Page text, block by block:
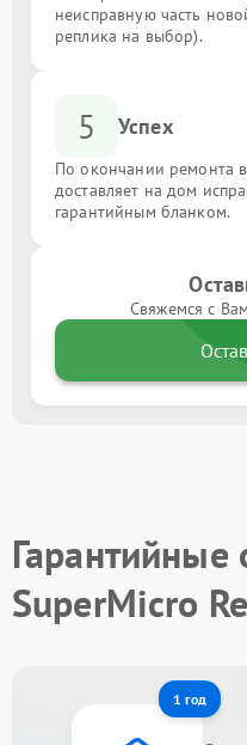
неисправную часть
реплика на выбор).
5 Успех
По окончании ремонта
доставляет на дом
гарантийным бланком.
Свяжемся с
Гарантийные
SuperMicro
1 год